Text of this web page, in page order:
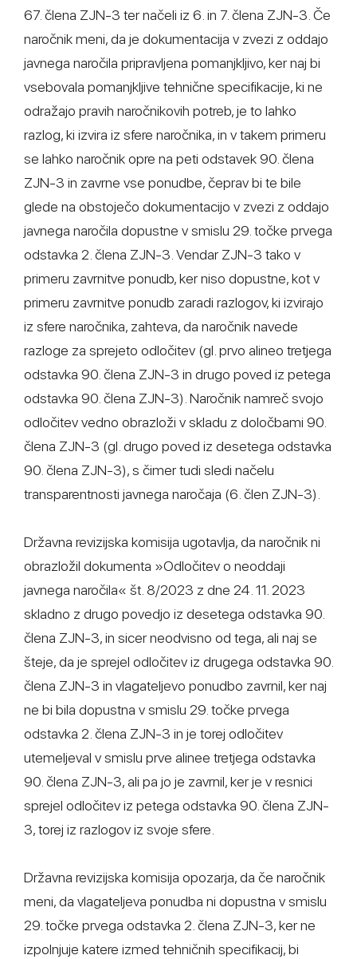
67. člena ZJN-3 ter načeli iz 6. in 7. člena ZJN-3. Če
naročnik meni, da je dokumentacija v zvezi z oddajo
javnega naročila pripravljena pomanjkljivo, ker naj bi
vsebovala pomanjkljive tehnične specifikacije, ki ne
odražajo pravih naročnikovih potreb, je to lahko
razlog, ki izvira iz sfere naročnika, in v takem primeru
se lahko naročnik opre na peti odstavek 90. člena
ZJN-3 in zavrne vse ponudbe, čeprav bi te bile
glede na obstoječo dokumentacijo v zvezi z oddajo
javnega naročila dopustne v smislu 29. točke prvega
odstavka 2. člena ZJN-3. Vendar ZJN-3 tako v
primeru zavrnitve ponudb, ker niso dopustne, kot v
primeru zavrnitve ponudb zaradi razlogov, ki izvirajo
iz sfere naročnika, zahteva, da naročnik navede
razloge za sprejeto odločitev (gl. prvo alineo tretjega
odstavka 90. člena ZJN-3 in drugo poved iz petega
odstavka 90. člena ZJN-3). Naročnik namreč svojo
odločitev vedno obrazloži v skladu z določbami 90.
člena ZJN-3 (gl. drugo poved iz desetega odstavka
90. člena ZJN-3), s čimer tudi sledi načelu
transparentnosti javnega naročaja (6. člen ZJN-3).
Državna revizijska komisija ugotavlja, da naročnik ni
obrazložil dokumenta »Odločitev o neoddaji
javnega naročila« št. 8/2023 z dne 24. 11. 2023
skladno z drugo povedjo iz desetega odstavka 90.
člena ZJN-3, in sicer neodvisno od tega, ali naj se
šteje, da je sprejel odločitev iz drugega odstavka 90.
člena ZJN-3 in vlagateljevo ponudbo zavrnil, ker naj
ne bi bila dopustna v smislu 29. točke prvega
odstavka 2. člena ZJN-3 in je torej odločitev
utemeljeval v smislu prve alinee tretjega odstavka
90. člena ZJN-3, ali pa jo je zavrnil, ker je v resnici
sprejel odločitev iz petega odstavka 90. člena ZJN-
3, torej iz razlogov iz svoje sfere.
Državna revizijska komisija opozarja, da če naročnik
meni, da vlagateljeva ponudba ni dopustna v smislu
29. točke prvega odstavka 2. člena ZJN-3, ker ne
izpolnjuje katere izmed tehničnih specifikacij, bi